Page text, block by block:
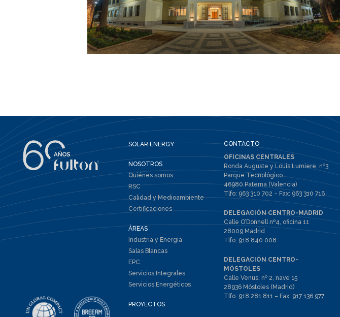
SOLAR ENERGY
NOSOTROS
Quiénes somos
RSC
Calidad y Medioambiente
Certificaciones
ÁREAS
Industria y Energía
Salas Blancas
EPC
Servicios Integrales
Servicios Energéticos
PROYECTOS
CONTACTO
OFICINAS CENTRALES
Ronda Auguste y Louis Lumiere, nº3
Parque Tecnológico
46980 Paterna (Valencia)
Tlfo: 963 310 702 – Fax: 963 310 716
DELEGACIÓN CENTRO-MADRID
Calle O’Donnell nº4, oficina 11
28009 Madrid
Tlfo: 918 840 008
DELEGACIÓN CENTRO-
MÓSTOLES
Calle Venus, nº 2, nave 15
28936 Móstoles (Madrid)
Tlfo: 918 281 811 – Fax: 917 136 977